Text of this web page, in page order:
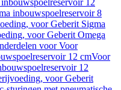
12
inbouwspoelreservoir 8
voor Geberit Sigma
voor Geberit Omega
voor Voor
12 cmVoor
12
voor Geberit